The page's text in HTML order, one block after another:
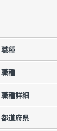
職種
職種
職種詳細
都道府県